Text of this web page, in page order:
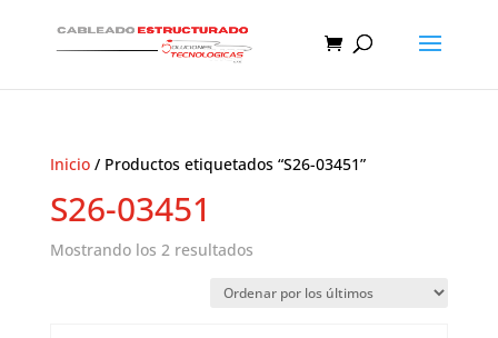
Inicio/ Productos etiquetados “S26-03451”
S26-03451
Mostrando los 2 resultadosOrdenado
los